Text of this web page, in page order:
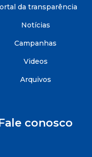
da transparência
Notícias
Campanhas
Videos
Arquivos
conosco